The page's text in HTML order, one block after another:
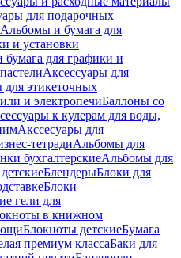
для подарочных
Альбомы и бумага для
и установки
для графики и
Аксессуары для
для этикеточных
и электропечиБаллоны со
к кулерам для воды,
Акссесуары для
тетрадиАльбомы для
бухгалтерскиеАльбомы для
БлендерыБлоки для
Блоки
гели для
в книжном
Блокноты детскиеБумага
премиум классаБаки для